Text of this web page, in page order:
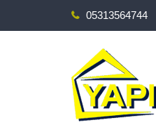
05313564744